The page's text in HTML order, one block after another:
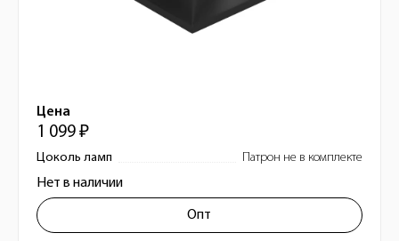
Цена
1 099 ₽
Цоколь ламп Патрон не в комплекте
Нет в наличии
Опт